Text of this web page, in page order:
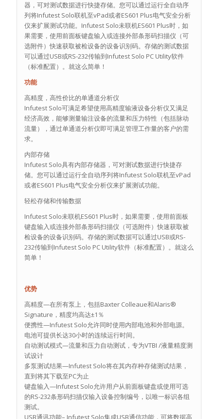
器，可对测试数据进行快捷存储。您可以通过运行全自动序
列将Infutest Solo联机至vPad或者ES601 Plus电气安全分析
仪来扩展测试功能。Infutest Solo未联机ES601 Plus时，如
果需要，使用前面板键盘输入或连接外部条形码扫描仪（可
选附件）快速获取被检设备的设备识别码。存储的测试数据
可以通过USB或RS-232传输到Infutest Solo PC Utility软件
（标准配置）。就这么简单！
功能
高精度，高性价比的单通道分析仪
Infutest Solo可满足希望使用高精度输液设备分析仪又满足
经济高效，能够测量输注设备的流量和压力特性（包括脉动
流量），通过单通道分析仪即可满足管理工作量的客户的需
求。
内部存储
Infutest Solo具有内部存储器，可对测试数据进行快捷存
储。您可以通过运行全自动序列将Infutest Solo联机至vPad
或者ES601 Plus电气安全分析仪来扩展测试功能。
轻松存储和传输数据
Infutest Solo未联机ES601 Plus时，如果需要，使用前面板
键盘输入或连接外部条形码扫描仪（可选附件）快速获取被
检设备的设备识别码。存储的测试数据可以通过USB或RS-
232传输到Infutest Solo PC Utility软件（标准配置）。就这么
简单！
优势
高精度—在所有泵上，包括Baxter Colleaue和Alaris®
Signature，精度均高达±1％
便携性—Infutest Solo允许同时使用内部电池和外部电源。
电池可提供长达30小时的连续运行时间。
自动测试模式—流量和压力自动测试，专为VTBI /液量精度测
试设计
多泵测试结果—Infutest Solo将在其内存种存储测试结果，
直到将其下载至PC为止
键盘输入—Infutest Solo允许用户从前面板键盘或使用可选
的RS-232条形码扫描仪输入设备控制编号，以唯一标识各组
测试。